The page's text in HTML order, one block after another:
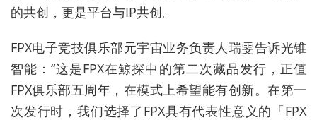
的共创，更是平台与IP共创。
FPX电子竞技俱乐部元宇宙业务负责人瑞雯告诉光锥
智能：“这是FPX在鲸探中的第二次藏品发行，正值
FPX俱乐部五周年，在模式上希望能有创新。在第一
次发行时，我们选择了FPX具有代表性意义的「FPX